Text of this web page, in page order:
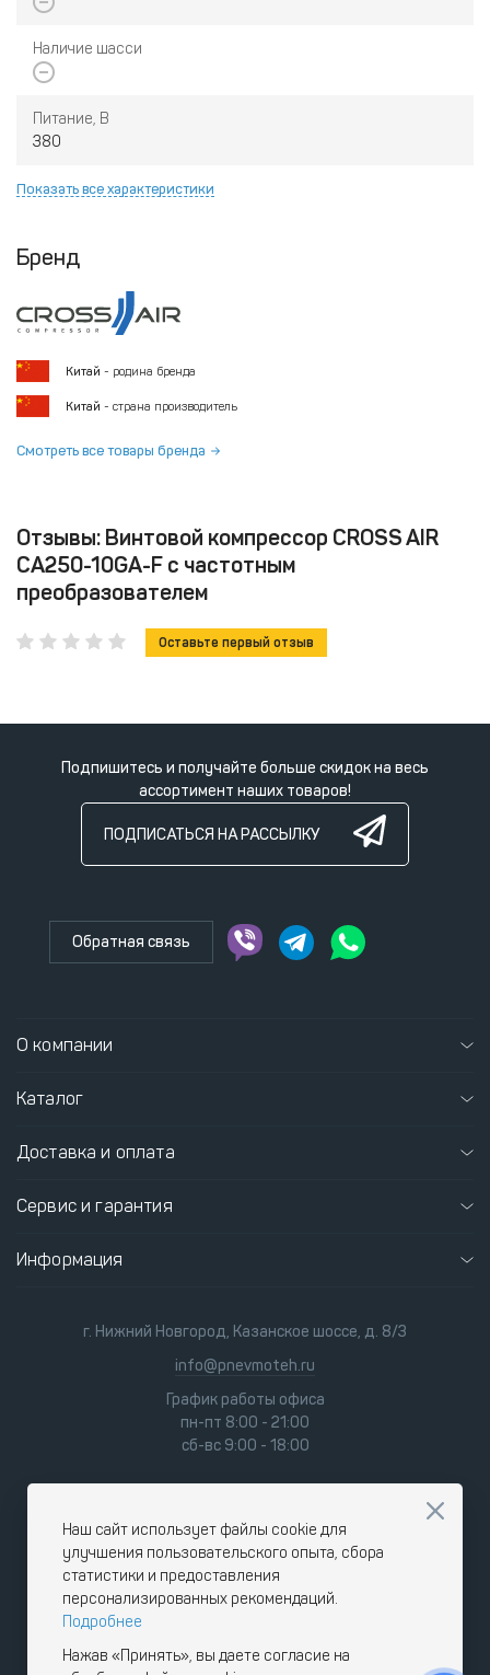
Наличие шасси
Питание, В
380
Показать все характеристики
Бренд
Китай - родина бренда
Китай - страна производитель
Смотреть все товары бренда
Отзывы: Винтовой компрессор CROSS AIR
CA250-10GA-F с частотным
преобразователем
Оставьте первый отзыв
Подпишитесь и получайте больше скидок на весь
ассортимент наших товаров!
ПОДПИСАТЬСЯ НА РАССЫЛКУ
Обратная связь
О компании
Каталог
Доставка и оплата
Сервис и гарантия
Информация
г. Нижний Новгород, Казанское шоссе, д. 8/3
info@pnevmoteh.ru
График работы офиса
пн-пт 8:00 - 21:00
сб-вс 9:00 - 18:00
Наш сайт использует файлы cookie для
улучшения пользовательского опыта, сбора
статистики и предоставления
персонализированных рекомендаций.
Подробнее
Нажав «Принять», вы даете согласие на